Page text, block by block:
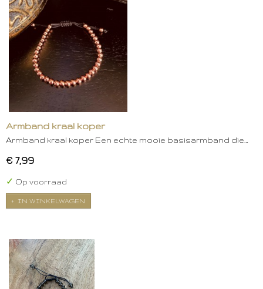
Armband kraal koper
Armband kraal koper Een echte mooie basisarmband die…
€ 7,99
✓ Op voorraad
IN WINKELWAGEN